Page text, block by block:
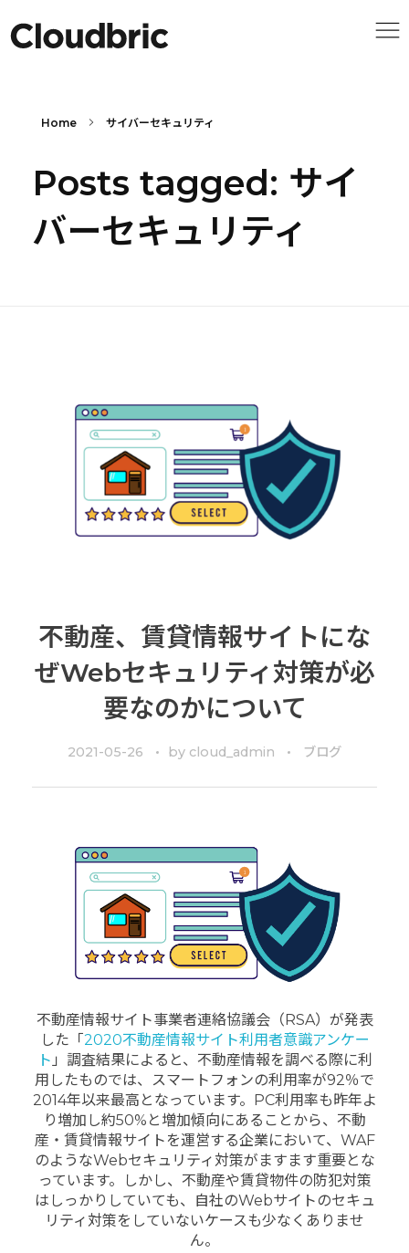
Home サイバーセキュリティ
Posts tagged: サイ
バーセキュリティ
不動産、賃貸情報サイトにな
ぜWebセキュリティ対策が必
要なのかについて
2021-05-26 by cloud_admin ブログ
不動産情報サイト事業者連絡協議会（RSA）が発表
した「2020不動産情報サイト利用者意識アンケー
ト 」調査結果によると、不動産情報を調べる際に利
用したものでは、スマートフォンの利用率が92％で
2014年以来最高となっています。PC利用率も昨年よ
り増加し約50%と増加傾向にあることから、不動
産・賃貸情報サイトを運営する企業において、WAF
のようなWebセキュリティ対策がますます重要とな
っています。しかし、不動産や賃貸物件の防犯対策
はしっかりしていても、自社のWebサイトのセキュ
リティ対策をしていないケースも少なくありませ
ん。